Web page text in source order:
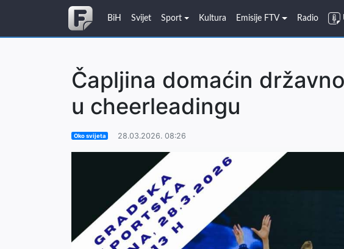
BiH Svijet Sport Kultura Emisije FTV Radio
Čapljina domaćin
u cheerleadingu
Oko svijeta 28.03.2026. 08:26